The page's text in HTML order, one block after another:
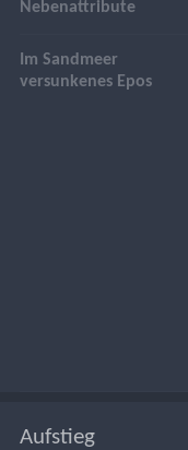
Nebenattribute
Im Sandmeer
versunkenes Epos
Aufstieg